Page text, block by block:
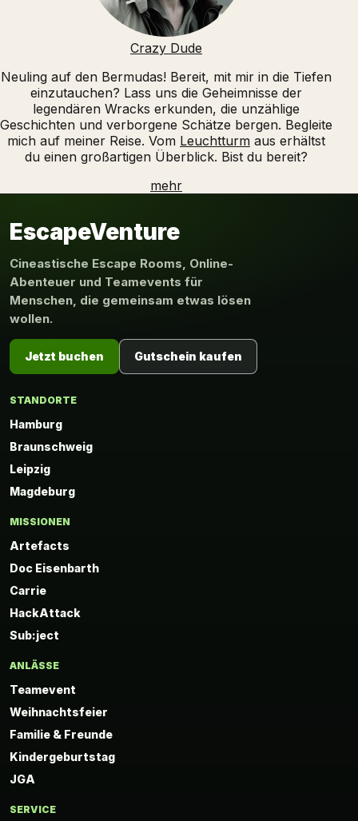
Crazy Dude
Neuling auf den Bermudas! Bereit, mit mir in die Tiefen
einzutauchen? Lass uns die Geheimnisse der
legendären Wracks erkunden, die unzählige
Geschichten und verborgene Schätze bergen. Begleite
mich auf meiner Reise. Vom Leuchtturm aus erhältst
du einen großartigen Überblick. Bist du bereit?
mehr
EscapeVenture
Cineastische Escape Rooms, Online-
Abenteuer und Teamevents für
Menschen, die gemeinsam etwas lösen
wollen.
Jetzt buchen Gutschein kaufen
STANDORTE
Hamburg
Braunschweig
Leipzig
Magdeburg
MISSIONEN
Artefacts
Doc Eisenbarth
Carrie
HackAttack
Sub:ject
ANLÄSSE
Teamevent
Weihnachtsfeier
Familie & Freunde
Kindergeburtstag
JGA
SERVICE